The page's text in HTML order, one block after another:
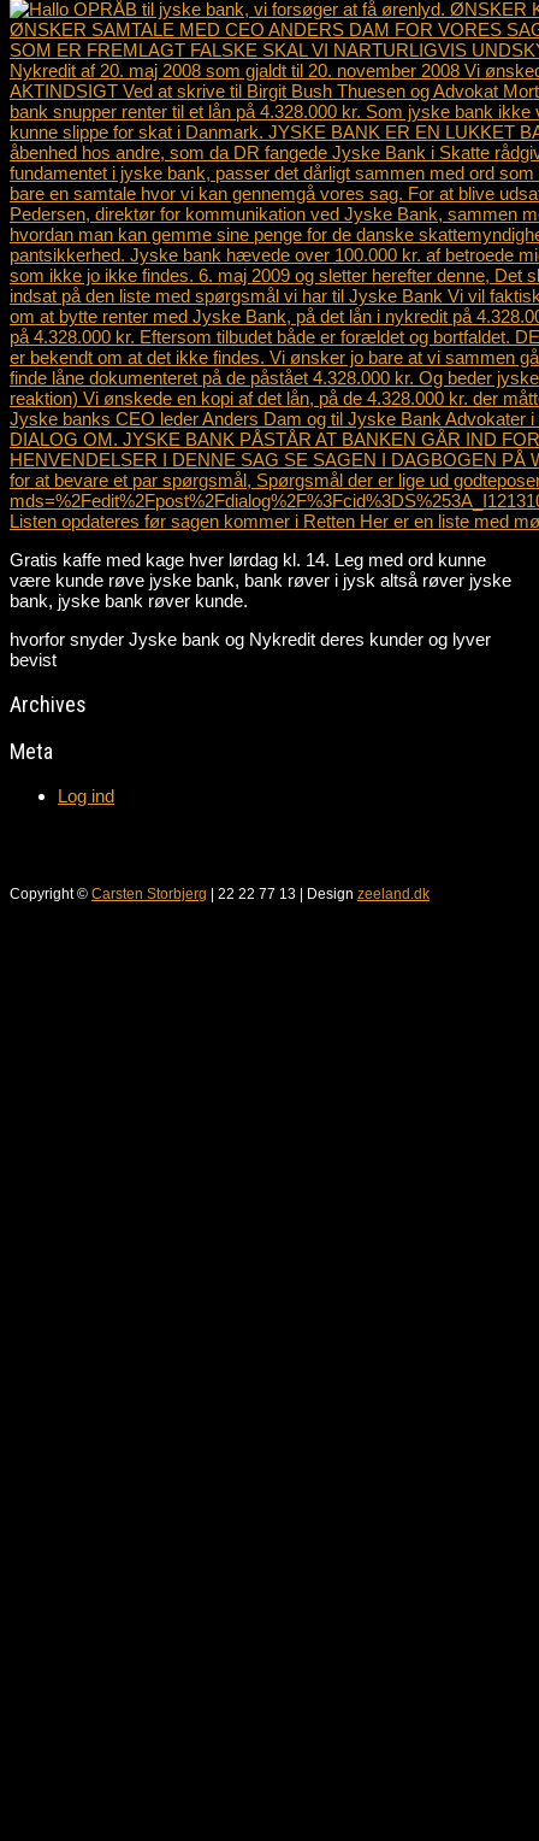
Gratis kaffe med kage hver lørdag kl. 14. Leg med ord kunne
være kunde røve jyske bank, bank røver i jysk altså røver jyske
bank, jyske bank røver kunde.
hvorfor snyder Jyske bank og Nykredit deres kunder og lyver
bevist
Archives
Meta
Log ind
Copyright © Carsten Storbjerg | 22 22 77 13 | Design zeeland.dk